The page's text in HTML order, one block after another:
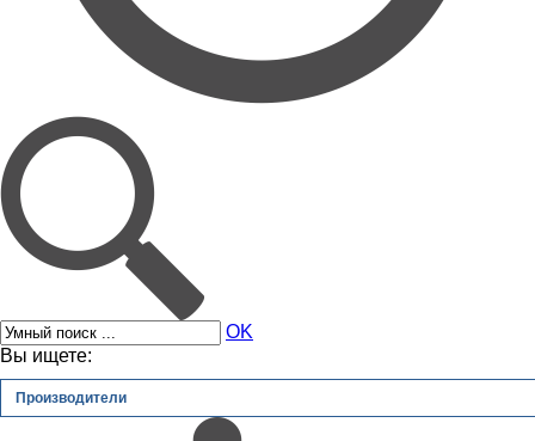
OK
Вы ищете:
Производители